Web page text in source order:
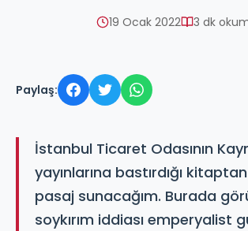
19 Ocak 2022 3 dk
Paylaş:
İstanbul Ticaret Odasının
yayınlarına bastırdığı
pasaj sunacağım. Burada
soykırım iddiası emperyalist